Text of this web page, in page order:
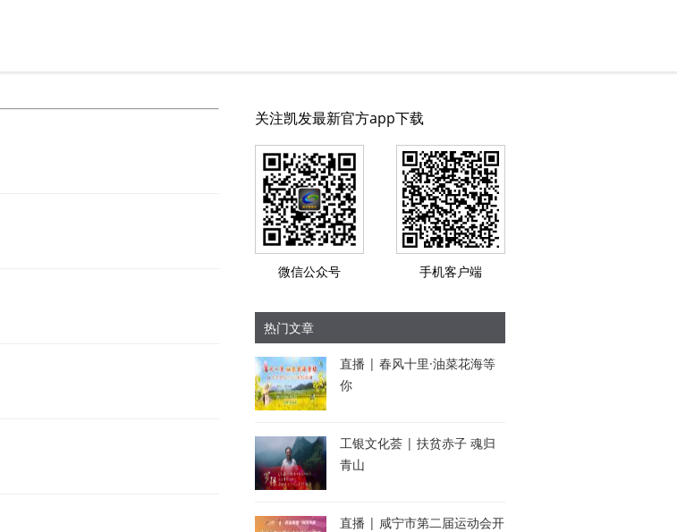
关注凯发最新官方app下载
微信公众号 手机客户端
热门文章
直播 | 春风十里·油菜花海等
你
工银文化荟 | 扶贫赤子 魂归
青山
直播 | 咸宁市第二届运动会开